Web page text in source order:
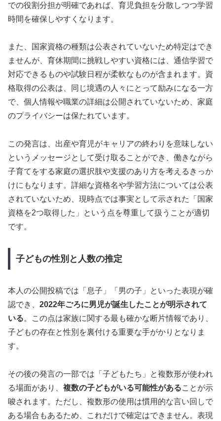
での役割分担が明確であれば、育児負担を分散しつつ学習
時間を確保しやすくなります。
また、国家資格の種類は公表されていないため特定はでき
ませんが、育休期間に挑戦しやすい資格には、通信学習で
対応できるものや試験日程が柔軟なものが含まれます。資
格取得の公表は、同じ境遇の人々にとって励みになる一方
で、個人情報や職業の詳細は公開されていないため、家庭
のプライバシーは保たれています。
この発言は、出産や育児がキャリアの終わりを意味しない
というメッセージとして受け取ることができ、働きながら
子育てをする家庭の選択肢や支援のあり方を考えるきっか
けにもなります。詳細な資格名や学習方法については公表
されていないため、現時点では事実として示された「国家
資格を2つ取得した」という点を尊重して扱うことが適切
です。
子どもの性別と人数の推定
本人の公開投稿では「息子」「男の子」といった表現が確
認でき、 2022年ごろに男児が誕生したことが明示されて
いる。この点は家族に関する最も確かな断片情報であり、
子どもの存在と性別を裏付ける重要な手がかりとなりま
す。
その後の発言の一部では「子どもたち」と複数形が使われ
る場面があり、 複数の子どもがいる可能性があることが示
唆されます。ただし、複数形の使用は慣用的な言い回しで
ある場合もあるため、これだけで確定はできません。表現